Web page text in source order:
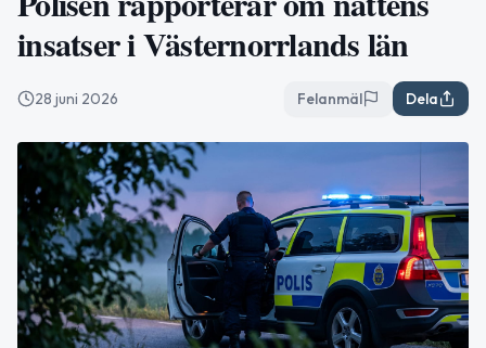
insatser i Västernorrlands län
28 juni 2026 Felanmäl Dela